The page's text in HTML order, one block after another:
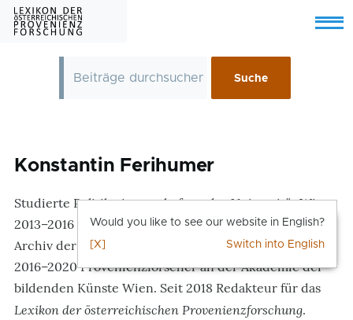
Skip to main content
Menu
Konstantin Ferihumer
Studierte Politikwissenschaft an der Universität Wien.
2013–2016 Mitarbeiter am Institut Kunstsammlung und
Archiv der Universität für angewandte Kunst Wien.
2016–2020 Provenienzforscher an der Akademie der
bildenden Künste Wien. Seit 2018 Redakteur für das
Lexikon der österreichischen Provenienzforschung.
Would you like to see our website in English?
Switch into English
[X]